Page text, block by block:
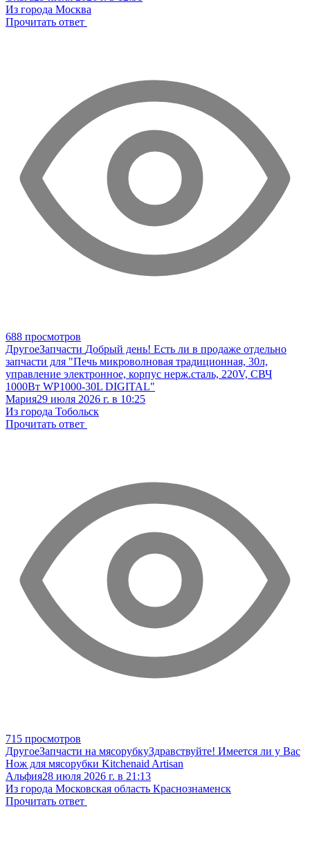
Из города Москва
Прочитать ответ
688 просмотров
ДругоеЗапчасти Добрый день! Есть ли в продаже отдельно
запчасти для "Печь микроволновая традиционная, 30л,
управление электронное, корпус нерж.сталь, 220V, СВЧ
1000Вт WP1000-30L DIGITAL"
Мария29 июля 2026 г. в 10:25
Из города Тобольск
Прочитать ответ
715 просмотров
ДругоеЗапчасти на мясорубкуЗдравствуйте! Имеется ли у Вас
Нож для мясорубки Kitchenaid Artisan
Альфия28 июля 2026 г. в 21:13
Из города Московская область Краснознаменск
Прочитать ответ